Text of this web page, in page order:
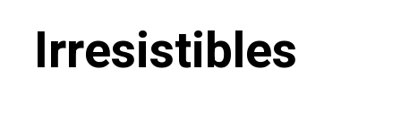
Irresistibles